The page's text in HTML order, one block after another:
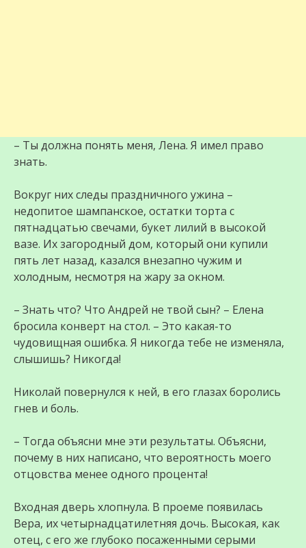
– Ты должна понять меня, Лена. Я имел право
знать.
Вокруг них следы праздничного ужина –
недопитое шампанское, остатки торта с
пятнадцатью свечами, букет лилий в высокой
вазе. Их загородный дом, который они купили
пять лет назад, казался внезапно чужим и
холодным, несмотря на жару за окном.
– Знать что? Что Андрей не твой сын? – Елена
бросила конверт на стол. – Это какая-то
чудовищная ошибка. Я никогда тебе не изменяла,
слышишь? Никогда!
Николай повернулся к ней, в его глазах боролись
гнев и боль.
– Тогда объясни мне эти результаты. Объясни,
почему в них написано, что вероятность моего
отцовства менее одного процента!
Входная дверь хлопнула. В проеме появилась
Вера, их четырнадцатилетняя дочь. Высокая, как
отец, с его же глубоко посаженными серыми